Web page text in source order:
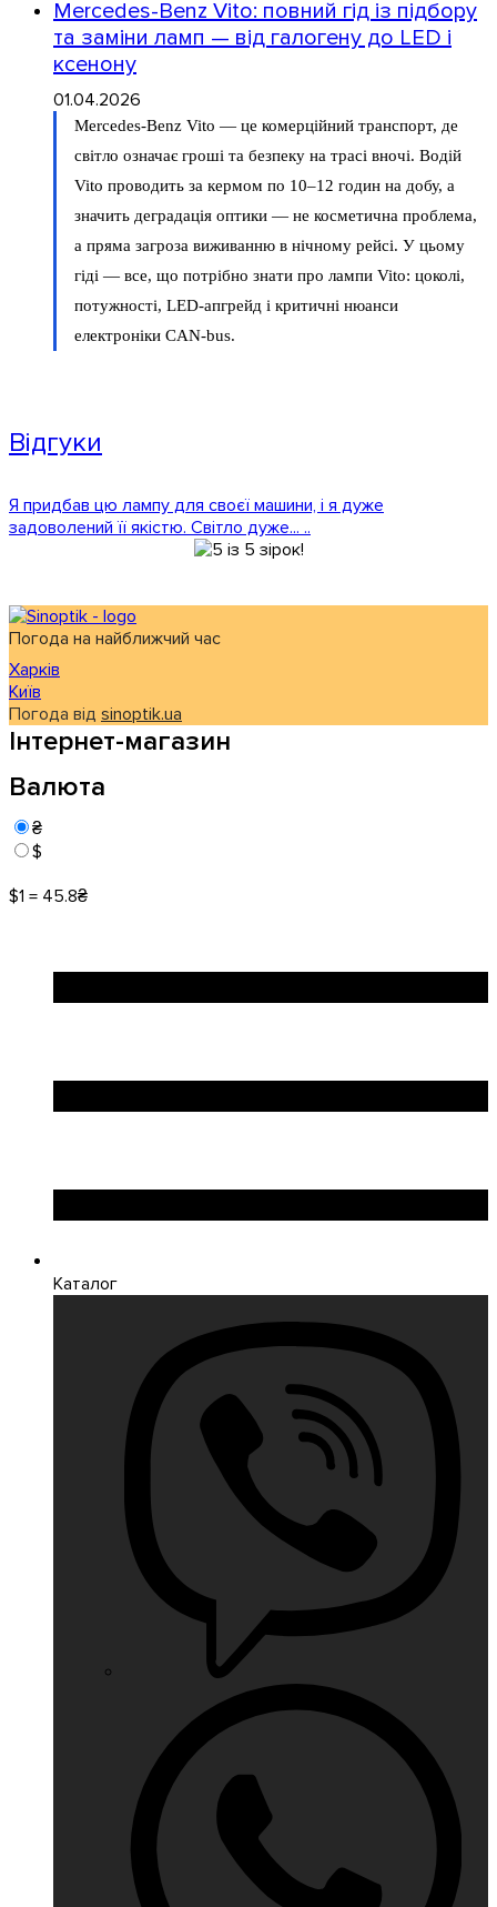
Mercedes-Benz Vito: повний гід із підбору
та заміни ламп — від галогену до LED і
ксенону
01.04.2026
Mercedes-Benz Vito — це комерційний транспорт, де
світло означає гроші та безпеку на трасі вночі. Водій
Vito проводить за кермом по 10–12 годин на добу, а
значить деградація оптики — не косметична проблема,
а пряма загроза виживанню в нічному рейсі. У цьому
гіді — все, що потрібно знати про лампи Vito: цоколі,
потужності, LED-апгрейд і критичні нюанси
електроніки CAN-bus.
Відгуки
Я придбав цю лампу для своєї машини, і я дуже
задоволений її якістю. Світло дуже... ..
Погода на найближчий час
Харків
Київ
Погода від sinoptik.ua
Інтернет-магазин
Валюта
₴
$
$1 = 45.8₴
Каталог